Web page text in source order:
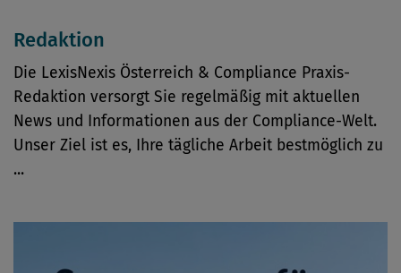
Redaktion
Die LexisNexis Österreich & Compliance Praxis-
Redaktion versorgt Sie regelmäßig mit aktuellen
News und Informationen aus der Compliance-Welt.
Unser Ziel ist es, Ihre tägliche Arbeit bestmöglich zu
...